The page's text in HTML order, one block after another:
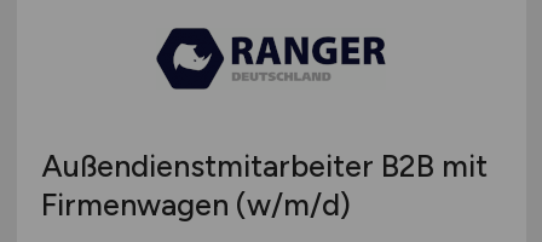
Außendienstmitarbeiter B2B mit
Firmenwagen (w/m/d)